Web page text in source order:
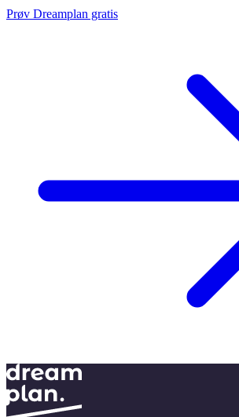
Prøv Dreamplan gratis